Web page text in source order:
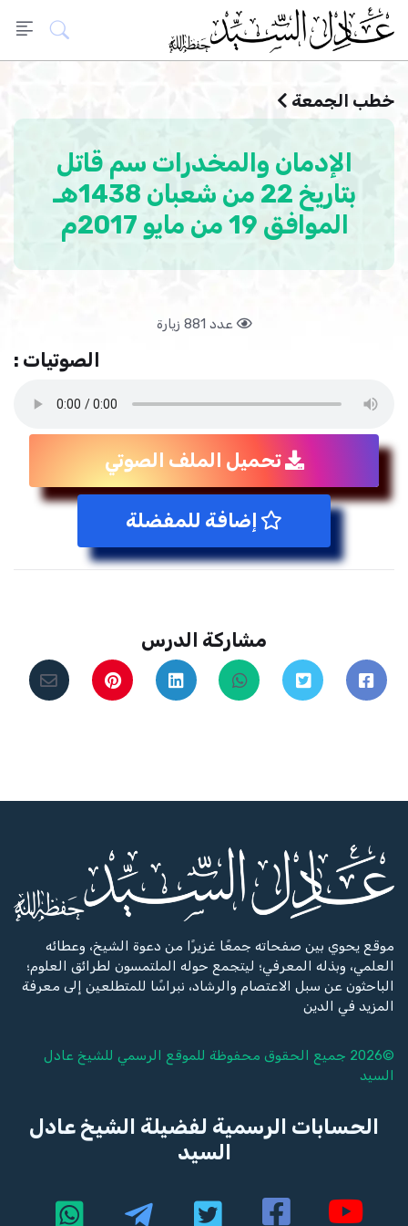
خطب الجمعة
الإدمان والمخدرات سم قاتل
بتاريخ 22 من شعبان 1438هـ
الموافق 19 من مايو 2017م
عدد 881 زيارة
الصوتيات :
تحميل الملف الصوتي
إضافة للمفضلة
مشاركة الدرس
موقع يحوي بين صفحاته جمعًا غزيرًا من دعوة الشيخ، وعطائه
العلمي، وبذله المعرفي؛ ليتجمع حوله الملتمسون لطرائق العلوم؛
الباحثون عن سبل الاعتصام والرشاد، نبراسًا للمتطلعين إلى معرفة
المزيد في الدين
©2026 جميع الحقوق محفوظة للموقع الرسمي للشيخ
عادل
السيد
الحسابات الرسمية لفضيلة الشيخ عادل
السيد